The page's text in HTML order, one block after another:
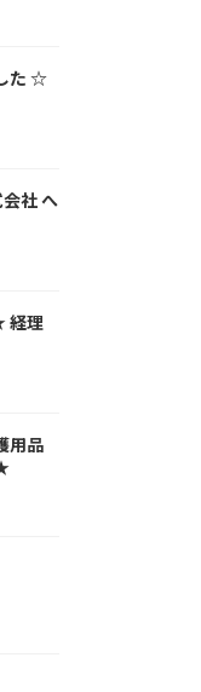
た ☆
社 へ
経理
用品